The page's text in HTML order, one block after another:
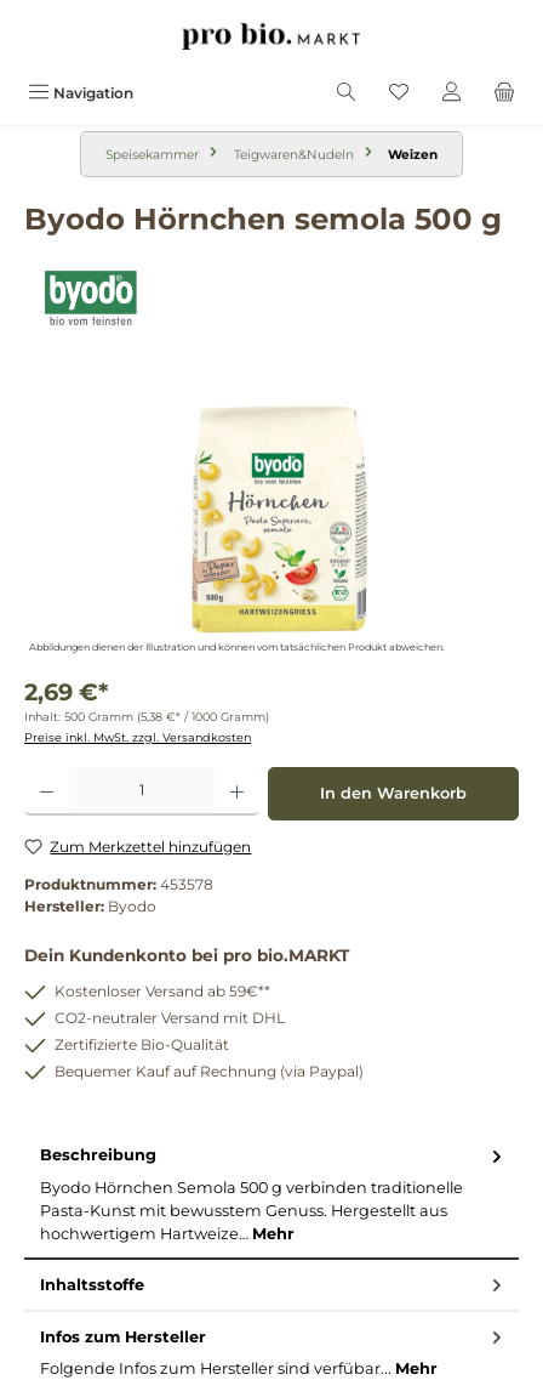
Navigation
Speisekammer Teigwaren&Nudeln Weizen
Byodo Hörnchen semola 500 g
Abbildungen dienen der Illustration und können vom tatsächlichen Produkt abweichen.
2,69 €*
Inhalt: 500 Gramm (5,38 €* / 1000 Gramm)
Preise inkl. MwSt. zzgl. Versandkosten
Produkt Anzahl: Gib den gewünschten Wert ein oder benutze die Schaltflächen um
In den Warenkorb
Zum Merkzettel hinzufügen
Produktnummer: 453578
Hersteller: Byodo
Dein Kundenkonto bei pro bio.MARKT
Kostenloser Versand ab 59€**
CO2-neutraler Versand mit DHL
Zertifizierte Bio-Qualität
Bequemer Kauf auf Rechnung (via Paypal)
Beschreibung
Byodo Hörnchen Semola 500 g verbinden traditionelle
Pasta-Kunst mit bewusstem Genuss. Hergestellt aus
hochwertigem Hartweize… Mehr
Inhaltsstoffe
Infos zum Hersteller
Folgende Infos zum Hersteller sind verfübar... Mehr